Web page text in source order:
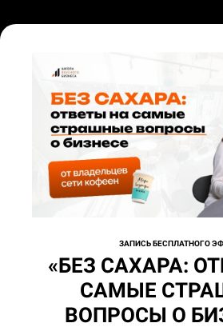
ЗАПИСЬ БЕСПЛАТНОГО
«БЕЗ САХАРА:
САМЫЕ
ВОПРОСЫ О